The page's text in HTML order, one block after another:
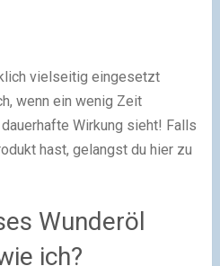
vielseitig eingesetzt
wenn ein wenig Zeit
Wirkung sieht! Falls
hast, gelangst du hier zu
Wunderöl
ich?